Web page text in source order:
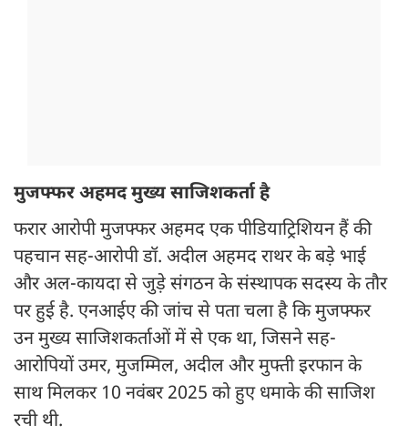
मुजफ्फर अहमद मुख्य साजिशकर्ता है
फरार आरोपी मुजफ्फर अहमद एक पीडियाट्रिशियन हैं की
पहचान सह-आरोपी डॉ. अदील अहमद राथर के बड़े भाई
और अल-कायदा से जुड़े संगठन के संस्थापक सदस्य के तौर
पर हुई है. एनआईए की जांच से पता चला है कि मुजफ्फर
उन मुख्य साजिशकर्ताओं में से एक था, जिसने सह-
आरोपियों उमर, मुजम्मिल, अदील और मुफ्ती इरफान के
साथ मिलकर 10 नवंबर 2025 को हुए धमाके की साजिश
रची थी.